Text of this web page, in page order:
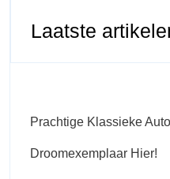
Laatste
Prachtige Klassieke
Droomexemplaar Hier!